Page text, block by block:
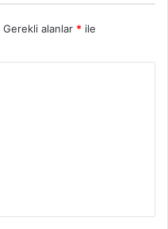
Gerekli alanlar * ile